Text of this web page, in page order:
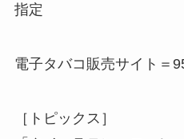
指定
電子タバコ販売サイト＝
［トピックス］